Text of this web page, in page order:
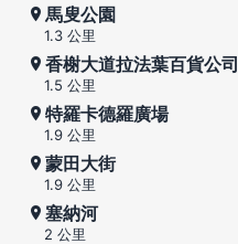
馬叟公園
1.3 公里
香榭大道拉法葉百貨公司
1.5 公里
特羅卡德羅廣場
1.9 公里
蒙田大街
1.9 公里
塞納河
2 公里